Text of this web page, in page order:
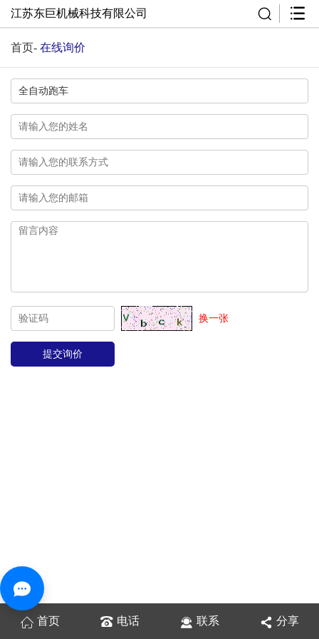
江苏东巨机械科技有限公司
首页- 在线询价
换一张
首页 电话 联系 分享